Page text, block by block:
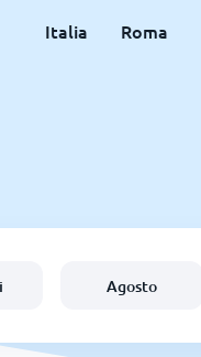
Italia Roma
Agosto